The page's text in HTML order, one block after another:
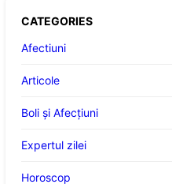
CATEGORIES
Afectiuni
Articole
Boli și Afecțiuni
Expertul zilei
Horoscop